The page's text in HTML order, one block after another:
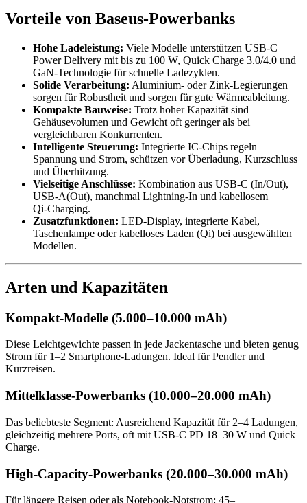
Vorteile von Baseus‑Powerbanks
Hohe Ladeleistung: Viele Modelle unterstützen USB‑C
Power Delivery mit bis zu 100 W, Quick Charge 3.0/4.0 und
GaN‑Technologie für schnelle Ladezyklen.
Solide Verarbeitung: Aluminium- oder Zink-Legierungen
sorgen für Robustheit und sorgen für gute Wärmeableitung.
Kompakte Bauweise: Trotz hoher Kapazität sind
Gehäusevolumen und Gewicht oft geringer als bei
vergleichbaren Konkurrenten.
Intelligente Steuerung: Integrierte IC‑Chips regeln
Spannung und Strom, schützen vor Überladung, Kurzschluss
und Überhitzung.
Vielseitige Anschlüsse: Kombination aus USB‑C (In/Out),
USB‑A(Out), manchmal Lightning‑In und kabellosem
Qi‑Charging.
Zusatzfunktionen: LED‑Display, integrierte Kabel,
Taschenlampe oder kabelloses Laden (Qi) bei ausgewählten
Modellen.
Arten und Kapazitäten
Kompakt‑Modelle (5.000–10.000 mAh)
Diese Leichtgewichte passen in jede Jackentasche und bieten genug
Strom für 1–2 Smartphone‑Ladungen. Ideal für Pendler und
Kurzreisen.
Mittelklasse‑Powerbanks (10.000–20.000 mAh)
Das beliebteste Segment: Ausreichend Kapazität für 2–4 Ladungen,
gleichzeitig mehrere Ports, oft mit USB‑C PD 18–30 W und Quick
Charge.
High‑Capacity‑Powerbanks (20.000–30.000 mAh)
Für längere Reisen oder als Notebook‑Notstrom: 45–